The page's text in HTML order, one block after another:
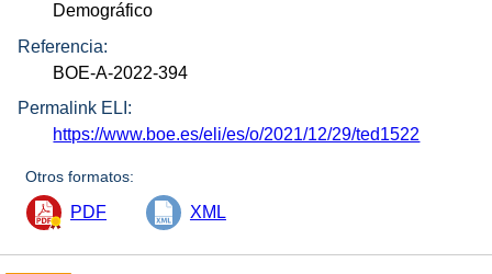
Demográfico
Referencia:
BOE-A-2022-394
Permalink ELI:
https://www.boe.es/eli/es/o/2021/12/29/ted1522
Otros formatos:
PDF XML